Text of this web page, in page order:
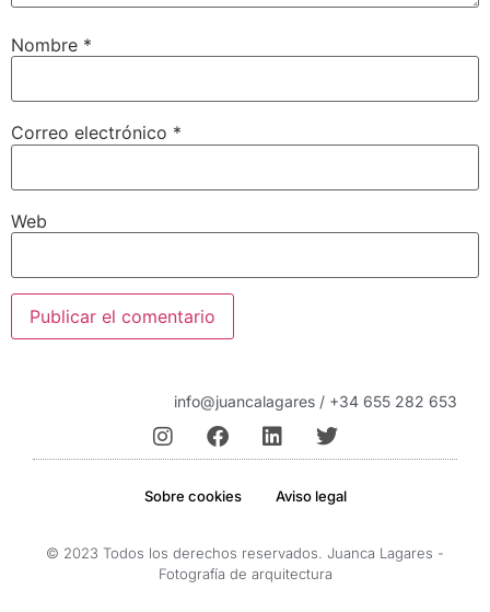
Nombre *
Correo electrónico *
Web
info@juancalagares / +34 655 282 653
Sobre cookies Aviso legal
© 2023 Todos los derechos reservados. Juanca Lagares -
Fotografía de arquitectura